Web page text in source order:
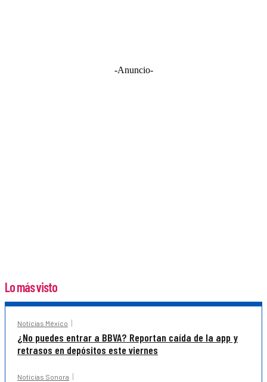
-Anuncio-
Lo más visto
Noticias México
¿No puedes entrar a BBVA? Reportan caída de la app y
retrasos en depósitos este viernes
Noticias Sonora